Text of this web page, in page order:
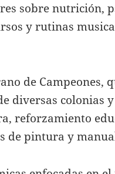
sobre nutrición,
y rutinas
de Campeones,
diversas colonias
reforzamiento
de pintura y